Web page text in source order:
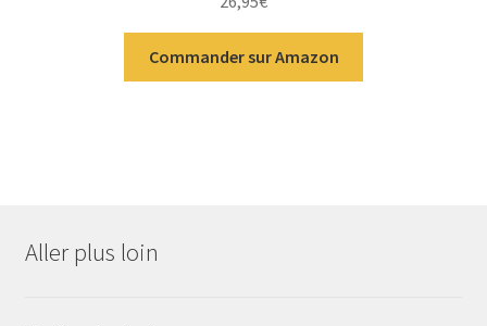
Commander sur Amazon
Aller plus loin